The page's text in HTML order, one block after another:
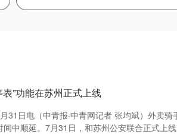
”功能在苏州正式上线
31日电（中青报·中青网记者 张均斌）外卖
中顺延。7月31日，和苏州公安联合正式上